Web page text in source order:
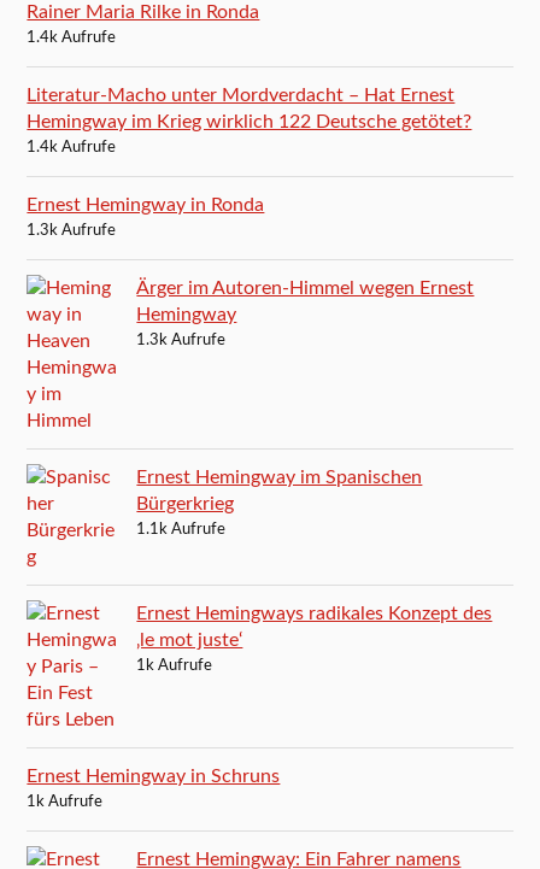
Rainer Maria Rilke in Ronda
1.4k Aufrufe
Literatur-Macho unter Mordverdacht – Hat Ernest
Hemingway im Krieg wirklich 122 Deutsche getötet?
1.4k Aufrufe
Ernest Hemingway in Ronda
1.3k Aufrufe
Ärger im Autoren-Himmel wegen Ernest
Hemingway
1.3k Aufrufe
Ernest Hemingway im Spanischen
Bürgerkrieg
1.1k Aufrufe
Ernest Hemingways radikales Konzept des
‚le mot juste‘
1k Aufrufe
Ernest Hemingway in Schruns
1k Aufrufe
Ernest Hemingway: Ein Fahrer namens